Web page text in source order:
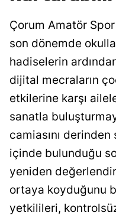
Çorum Amatör
son dönemde
hadiselerin
dijital mecraların
etkilerine karşı
sanatla
camiasını
içinde bulunduğu
yeniden
ortaya koyduğunu
yetkilileri,